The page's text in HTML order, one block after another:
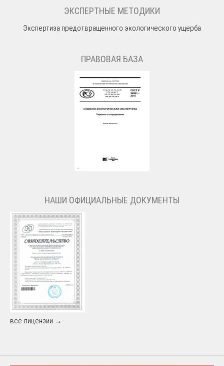
ЭКСПЕРТНЫЕ МЕТОДИКИ
Экспертиза предотвращенного экологического ущерба
ПРАВОВАЯ БАЗА
НАШИ ОФИЦИАЛЬНЫЕ ДОКУМЕНТЫ
все лицензии →